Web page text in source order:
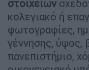
στοιχείων
κολεγιακό ή
φωτογραφίες,
γέννησης, ύψος,
πανεπιστήμιο,